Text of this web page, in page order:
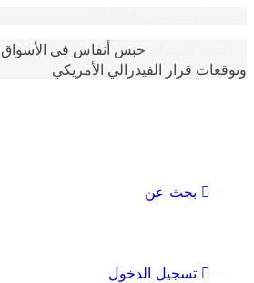
حبس أنفاس في الأسواق.. أسعار
قرار الفيدرالي الأمريكي
بحث عن
تسجيل الدخول